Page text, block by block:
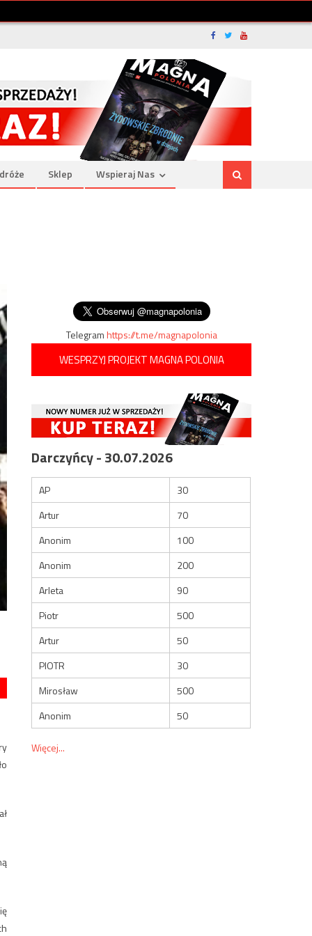
Sklep Wspieraj Nas
Telegramhttps://t.me/magnapolonia
WESPRZYJ PROJEKT MAGNA POLONIA
Darczyńcy - 30.07.2026
AP
30
Artur
70
Anonim
100
Anonim
200
Arleta
90
Piotr
500
Artur
50
PIOTR
30
Mirosław
500
Anonim
50
Więcej...